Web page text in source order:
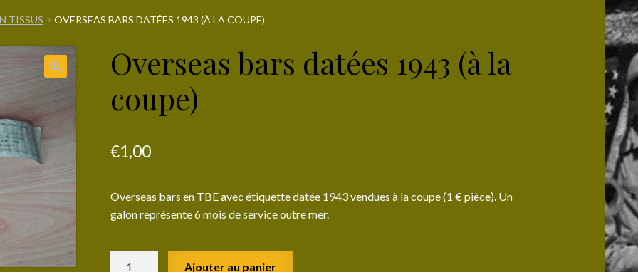
TISSUS OVERSEAS BARS DATÉES 1943 (À LA COUPE)
Overseas bars datées 1943 (à la
coupe)
€1,00
Overseas bars en TBE avec étiquette datée 1943 vendues à la coupe (1 € pièce). Un
galon représente 6 mois de service outre mer.
Ajouter au panier